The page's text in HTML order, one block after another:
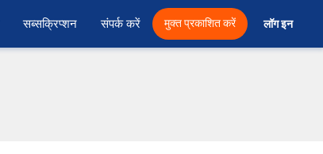
सब्सक्रिप्शन संपर्क करें मुक्त प्रकाशित करें लॉग इन